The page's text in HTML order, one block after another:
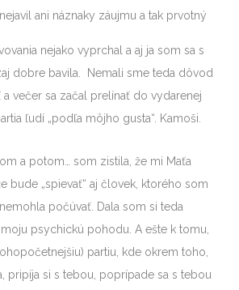
ani náznaky záujmu a tak prvotný
nejako vyprchal a aj ja som sa s
dobre bavila. Nemali sme teda dôvod
večer sa začal prelínať do vydarenej
ľudí „podľa môjho gusta“. Kamoši.
a potom… som zistila, že mi Maťa
bude „spievať“ aj človek, ktorého som
počúvať. Dala som si teda
moju psychickú pohodu. A ešte k tomu,
partiu, kde okrem toho,
pripíja si s tebou, poprípade sa s tebou